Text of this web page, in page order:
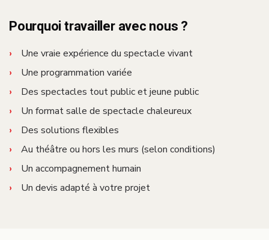
Pourquoi travailler avec nous ?
Une vraie expérience du spectacle vivant
Une programmation variée
Des spectacles tout public et jeune public
Un format salle de spectacle chaleureux
Des solutions flexibles
Au théâtre ou hors les murs (selon conditions)
Un accompagnement humain
Un devis adapté à votre projet